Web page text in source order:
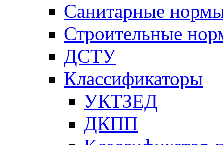
Санитарные
Строительные
ДСТУ
Классификаторы
УКТЗЕД
ДКПП